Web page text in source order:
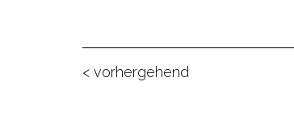
< vorhergehend